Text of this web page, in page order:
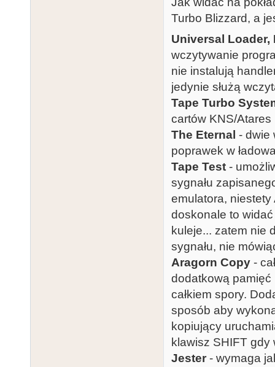
Turbo Blizzard, a
Universal Loader,
wczytywanie
nie instalują
jedynie służą
Tape Turbo
cartów KNS/Atares
The Eternal - dwie
poprawek w
Tape Test -
sygnału
emulatora,
doskonale to
kuleje... zatem nie
sygnału, nie
Aragorn Copy -
dodatkową
całkiem spory.
sposób aby
kopiujący
klawisz SHIFT gdy
Jester - wymaga